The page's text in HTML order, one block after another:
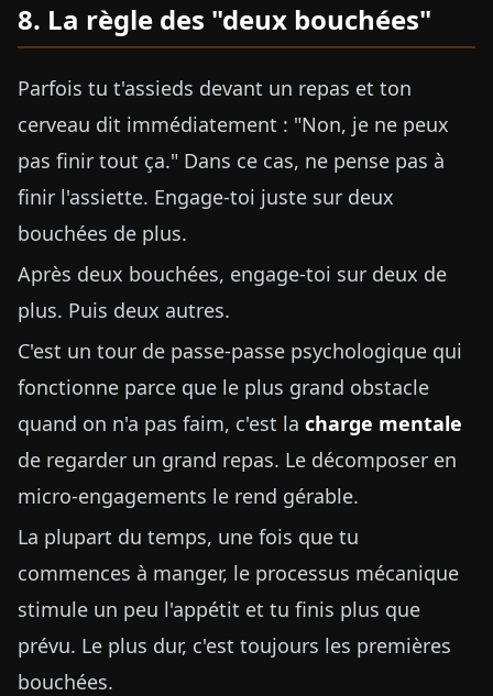
8. La règle des "deux bouchées"
Parfois tu t'assieds devant un repas et ton
cerveau dit immédiatement : "Non, je ne peux
pas finir tout ça." Dans ce cas, ne pense pas à
finir l'assiette. Engage-toi juste sur deux
bouchées de plus.
Après deux bouchées, engage-toi sur deux de
plus. Puis deux autres.
C'est un tour de passe-passe psychologique qui
fonctionne parce que le plus grand obstacle
quand on n'a pas faim, c'est la charge mentale
de regarder un grand repas. Le décomposer en
micro-engagements le rend gérable.
La plupart du temps, une fois que tu
commences à manger, le processus mécanique
stimule un peu l'appétit et tu finis plus que
prévu. Le plus dur, c'est toujours les premières
bouchées.